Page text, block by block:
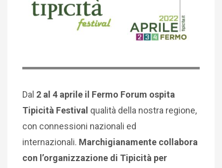
Dal 2 al 4 aprile il Fermo Forum ospita
Tipicità Festival qualità della nostra regione,
con connessioni nazionali ed
internazionali. Marchigianamente collabora
con l’organizzazione di Tipicità per